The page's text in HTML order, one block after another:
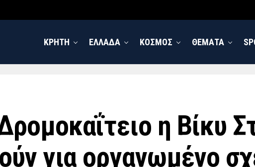
ΚΡΗΤΗ ΕΛΛΑΔΑ ΚΟΣΜΟΣ ΘΕΜΑΤΑ
η Βίκυ
για οργανωμένο